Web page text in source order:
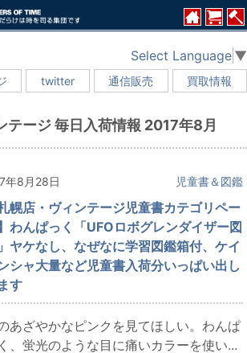
twitter 通信販売 買取情報
Select Language ▼
テージ 毎日入荷情報 2017年8月
年8月28日 児童書＆図鑑
札幌店・ヴィンテージ児童書カテゴリペー
わんぱっく「UFOロボグレンダイザー図
ヤケなし、なぜなに学習図鑑箱付、ケイ
シャ大量など児童書入荷分いっぱい出し
す
あざやかなピンクを見てほしい。わんぱ
、蛍光のような目に痛いカラーを使い...